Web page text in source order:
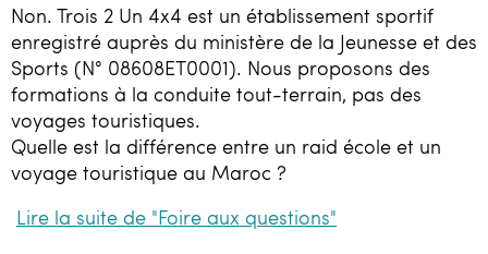
06 81 40 63 77
3214x4@gmail.com
Non. Trois 2 Un 4x4 est un établissement sportif
enregistré auprès du ministère de la Jeunesse et des
Sports (N° 08608ET0001). Nous proposons des
formations à la conduite tout-terrain, pas des
voyages touristiques.
Quelle est la différence entre un raid école et un
voyage touristique au Maroc ?
Lire la suite de "Foire aux questions"